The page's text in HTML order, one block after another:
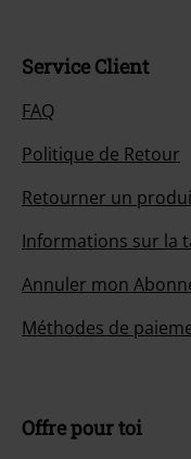
Service Client
FAQ
Politique de Retour
Retourner un
Informations sur la
Annuler mon
Méthodes de
Offre pour toi